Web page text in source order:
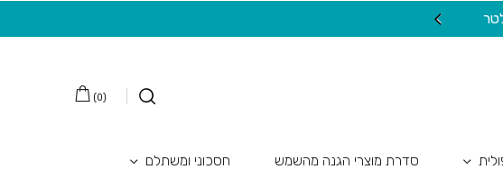
(
0
)
סדרת מוצרי הגנה מהשמש חסכוני ומשתלם